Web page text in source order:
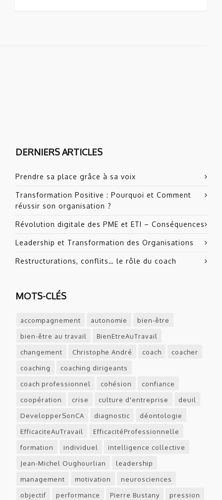
DERNIERS ARTICLES
Prendre sa place grâce à sa voix
Transformation Positive : Pourquoi et Comment
réussir son organisation ?
Révolution digitale des PME et ETI – Conséquences
Leadership et Transformation des Organisations
Restructurations, conflits… le rôle du coach
MOTS-CLÉS
accompagnement autonomie
bien-être
bien-être au travail
BienEtreAuTravail
changement
Christophe André coach
coacher
coaching
coaching dirigeants
coach professionnel
cohésion
confiance
coopération
crise culture d'entreprise
deuil
DevelopperSonCA
diagnostic
déontologie
EfficaciteAuTravail
EfficacitéProfessionnelle
formation
individuel
intelligence collective
Jean-Michel Oughourlian
leadership
management
motivation
neurosciences
objectif
performance Pierre Bustany
pression